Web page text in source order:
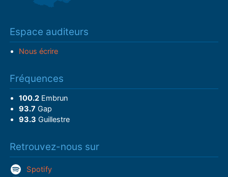
Espace auditeurs
Nous écrire
Fréquences
100.2Embrun
93.7 Gap
93.3 Guillestre
Retrouvez-nous sur
Spotify